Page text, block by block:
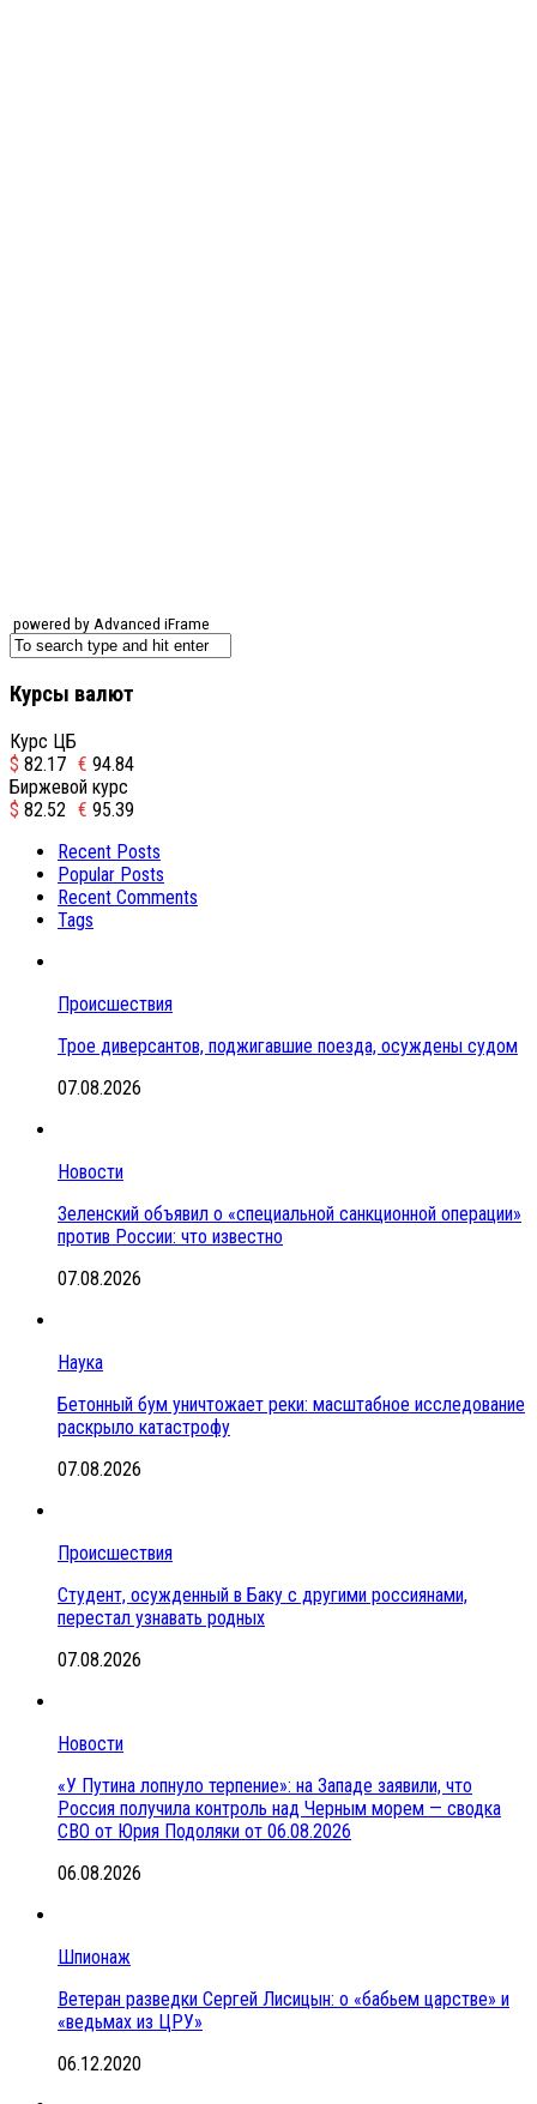
powered by Advanced iFrame
Курсы валют
Курс ЦБ
$ 82.17 € 94.84
Биржевой курс
$ 82.52 € 95.39
Recent Posts
Popular Posts
Recent Comments
Tags
Происшествия
Трое диверсантов, поджигавшие поезда, осуждены судом
07.08.2026
Новости
Зеленский объявил о «специальной санкционной операции»
против России: что известно
07.08.2026
Наука
Бетонный бум уничтожает реки: масштабное исследование
раскрыло катастрофу
07.08.2026
Происшествия
Студент, осужденный в Баку с другими россиянами,
перестал узнавать родных
07.08.2026
Новости
«У Путина лопнуло терпение»: на Западе заявили, что
Россия получила контроль над Черным морем — сводка
СВО от Юрия Подоляки от 06.08.2026
06.08.2026
Шпионаж
Ветеран разведки Сергей Лисицын: о «бабьем царстве» и
«ведьмах из ЦРУ»
06.12.2020